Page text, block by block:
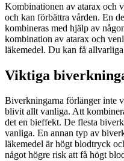
Kombinationen av atarax och
och kan förbättra vården. En
kombineras med hjälp av
kombination av atarax och
läkemedel. Du kan få
Viktiga
Biverkningarna förlänger inte
blivit allt vanliga. Att
det en bieffekt. De flesta
vanliga. En annan typ av
läkemedel är högt blodtryck
något högre risk att få högt